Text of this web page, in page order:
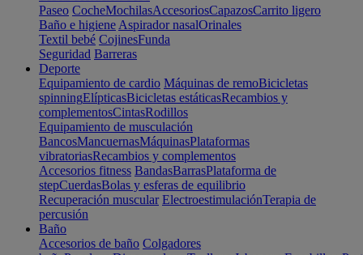
Paseo CocheMochilasAccesoriosCapazosCarrito ligero
Baño e higiene Aspirador nasalOrinales
Textil bebé CojinesFunda
Seguridad Barreras
Deporte
Equipamiento de cardio Máquinas de remoBicicletas
spinningElípticasBicicletas estáticasRecambios y
complementosCintasRodillos
Equipamiento de musculación
BancosMancuernasMáquinasPlataformas
vibratoriasRecambios y complementos
Accesorios fitness BandasBarrasPlataforma de
stepCuerdasBolas y esferas de equilibrio
Recuperación muscular ElectroestimulaciónTerapia de
percusión
Baño
Accesorios de baño Colgadores